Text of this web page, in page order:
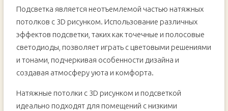
Подсветка является неотъемлемой частью натяжных
потолков с 3D рисунком. Использование различных
эффектов подсветки, таких как точечные и полосовые
светодиоды, позволяет играть с цветовыми решениями
и тонами, подчеркивая особенности дизайна и
создавая атмосферу уюта и комфорта.
Натяжные потолки с 3D рисунком и подсветкой
идеально подходят для помещений с низкими